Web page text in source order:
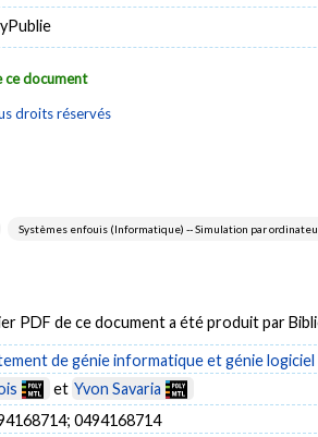
ce document
droits réservés
Systèmes enfouis (Informatique) -- Simulation par
PDF de ce document a été produit par
de génie informatique et génie logiciel
et Yvon Savaria
0494168714